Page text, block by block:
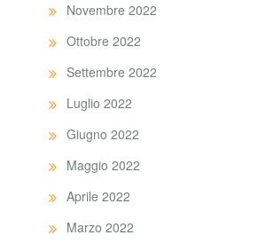
Novembre 2022
Ottobre 2022
Settembre 2022
Luglio 2022
Giugno 2022
Maggio 2022
Aprile 2022
Marzo 2022